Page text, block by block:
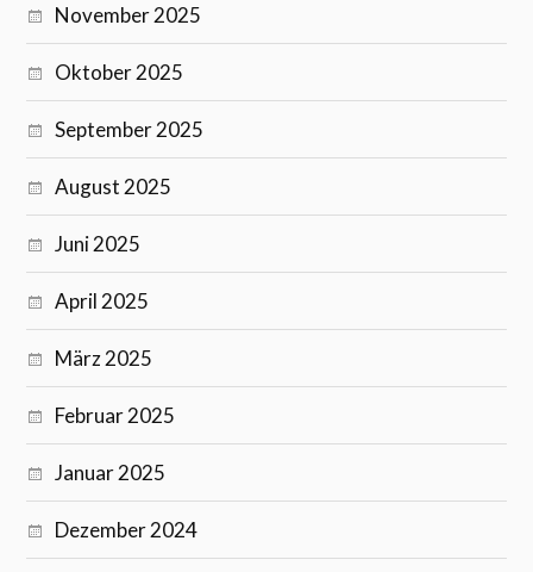
November 2025
Oktober 2025
September 2025
August 2025
Juni 2025
April 2025
März 2025
Februar 2025
Januar 2025
Dezember 2024